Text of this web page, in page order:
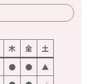
木 金 土
● ● ▲